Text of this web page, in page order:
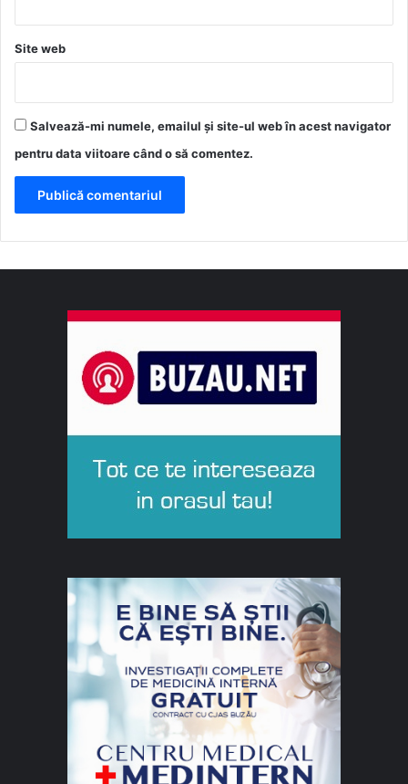
Site web
Salvează-mi numele, emailul și site-ul web în acest navigator
pentru data viitoare când o să comentez.